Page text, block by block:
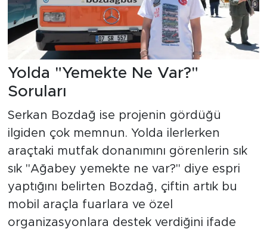
Yolda "Yemekte Ne Var?"
Soruları
Serkan Bozdağ ise projenin gördüğü
ilgiden çok memnun. Yolda ilerlerken
araçtaki mutfak donanımını görenlerin sık
sık "Ağabey yemekte ne var?" diye espri
yaptığını belirten Bozdağ, çiftin artık bu
mobil araçla fuarlara ve özel
organizasyonlara destek verdiğini ifade